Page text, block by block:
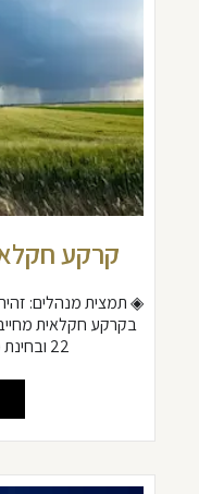
קרקע
◈ תמצית מנהלים:
בקרקע חקלאית
22 ובחינת פוטנציאל שינוי הייעוד מול